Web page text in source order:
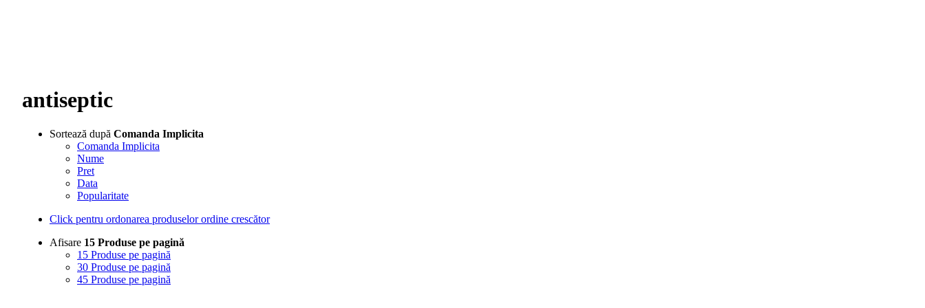
antiseptic
Sortează după Comanda Implicita
Comanda Implicita
Nume
Pret
Data
Popularitate
Click pentru ordonarea produselor ordine crescător
Afisare 15 Produse pe pagină
15 Produse pe pagină
30 Produse pe pagină
45 Produse pe pagină